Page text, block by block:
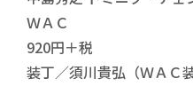
ＷＡＣ
920円＋税
装丁／須川貴弘（ＷＡＣ